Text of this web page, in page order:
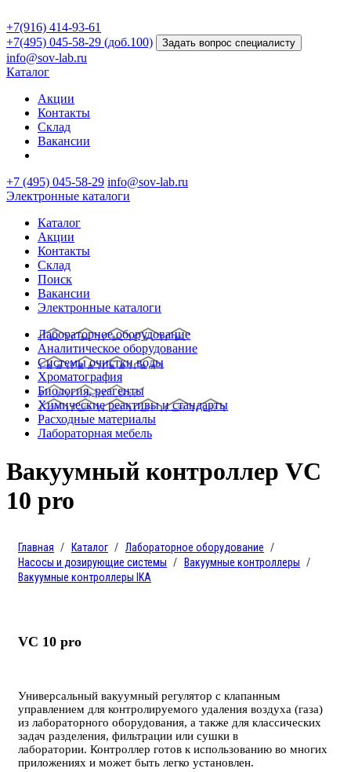
+7(916) 414-93-61
+7(495) 045-58-29 (доб.100)
Задать вопрос специалисту
info@sov-lab.ru
Каталог
Акции
Контакты
Склад
Вакансии
+7 (495) 045-58-29 info@sov-lab.ru
Электронные каталоги
Каталог
Акции
Контакты
Склад
Поиск
Вакансии
Электронные каталоги
Лабораторное оборудование
Аналитическое оборудование
Системы очистки воды
Хроматография
Биология, реагенты
Химические реактивы и стандарты
Расходные материалы
Лабораторная мебель
Вакуумный контроллер VC
10 pro
Главная Каталог
Лабораторное оборудование
Насосы и дозирующие системы
Вакуумные контроллеры
Вакуумные контроллеры IKA
VC 10 pro
Универсальный вакуумный регулятор с клапанным
управлением для контролируемого удаления воздуха (газа)
из лабораторного оборудования, а также для классических
задач разделения, фильтрации или сушки в
лаборатории. Контроллер готов к использованию во многих
приложениях и может быть легко установлен.